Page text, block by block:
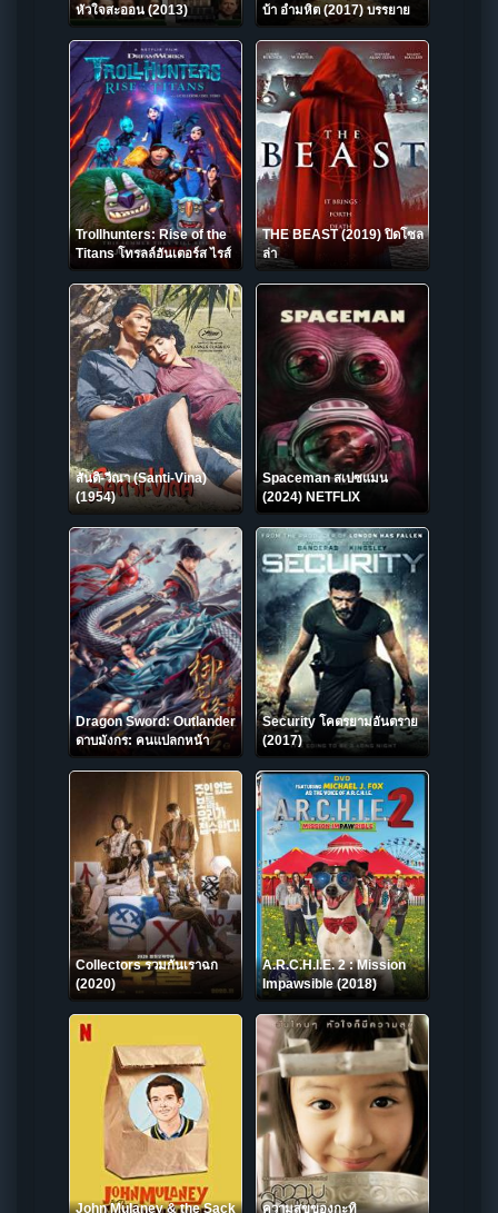
หัวใจสะออน (2013)
บ้า อำมหิต (2017) บรรยาย
ไทย
Trollhunters: Rise of the
Titans โทรลล์ฮันเตอร์ส ไรส์
ออฟ เดอะ ไททันส์ (2021)
THE BEAST (2019) ปิดโซล
ล่า
สันติ-วีณา (Santi-Vina)
(1954)
Spaceman สเปซแมน
(2024) NETFLIX
Dragon Sword: Outlander
ดาบมังกร: คนแปลกหน้า
(2021) ซับไทย
Security โคตรยามอันตราย
(2017)
Collectors รวมกันเราฉก
(2020)
A.R.C.H.I.E. 2 : Mission
Impawsible (2018)
John Mulaney & the Sack ความสุขของกะทิ